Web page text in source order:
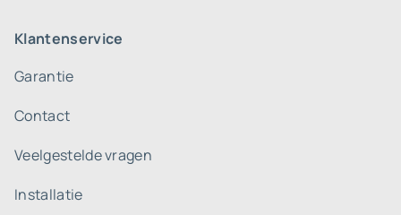
Klantenservice
Garantie
Contact
Veelgestelde vragen
Installatie